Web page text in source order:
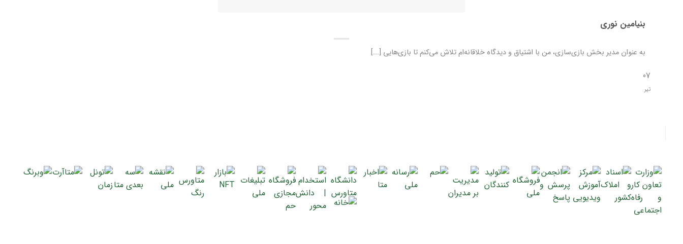
بنیامین نوری
به عنوان مدیر بخش بازی‌سازی، من با اشتیاق و دیدگاه خلاقانه‌ام تلاش می‌کنم تا بازی‌هایی [...]
07
تیر